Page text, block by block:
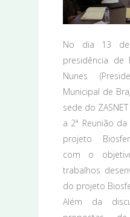
No dia 13
presidência de
Nunes
Municipal de
sede do
a 2ª Reunião
projeto
com o
trabalhos
do projeto
Além da